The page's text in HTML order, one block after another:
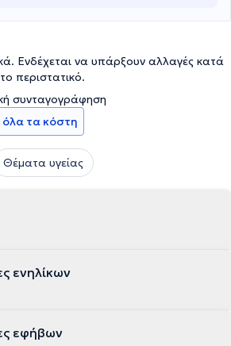
Ενδέχεται να υπάρξουν αλλαγές κατά
περιστατικό.
συνταγογράφηση
όλα τα κόστη
Θέματα υγείας
ενηλίκων
εφήβων